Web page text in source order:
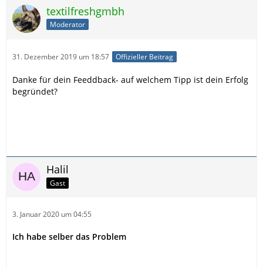
textilfreshgmbh
Moderator
31. Dezember 2019 um 18:57 Offizieller Beitrag
Danke für dein Feeddback- auf welchem Tipp ist dein Erfolg
begründet?
Halil
Gast
3. Januar 2020 um 04:55
Ich habe selber das Problem